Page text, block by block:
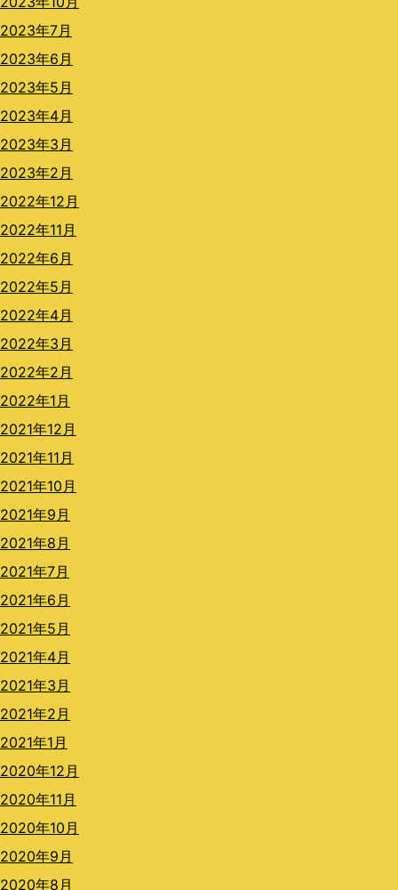
2023年7月
2023年6月
2023年5月
2023年4月
2023年3月
2023年2月
2022年12月
2022年11月
2022年6月
2022年5月
2022年4月
2022年3月
2022年2月
2022年1月
2021年12月
2021年11月
2021年10月
2021年9月
2021年8月
2021年7月
2021年6月
2021年5月
2021年4月
2021年3月
2021年2月
2021年1月
2020年12月
2020年11月
2020年10月
2020年9月
2020年8月